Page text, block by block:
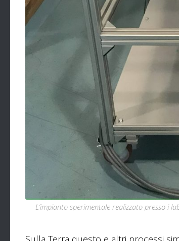
L’impianto sperimentale realizzato presso i